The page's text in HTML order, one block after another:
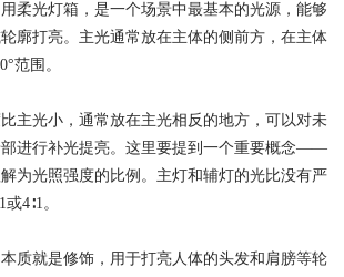
柔光灯箱，是一个场景中最基本的光源，能够
廓打亮。主光通常放在主体的侧前方，在主体
范围。
主光小，通常放在主光相反的地方，可以对未
进行补光提亮。这里要提到一个重要概念——
为光照强度的比例。主灯和辅灯的光比没有严
4∶1。
质就是修饰，用于打亮人体的头发和肩膀等轮